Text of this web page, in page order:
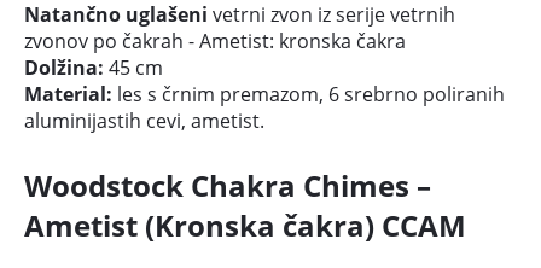
Natančno uglašeni vetrni zvon iz serije vetrnih
zvonov po čakrah - Ametist: kronska čakra
Dolžina: 45 cm
Material: les s črnim premazom, 6 srebrno poliranih
aluminijastih cevi, ametist.
Woodstock Chakra Chimes –
Ametist (Kronska čakra) CCAM